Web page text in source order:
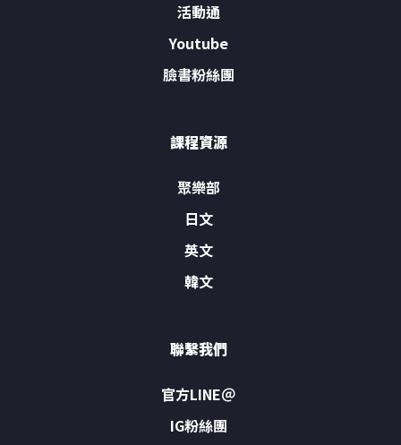
活動通
Youtube
臉書粉絲團
課程資源
聚樂部
日文
英文
韓文
聯繫我們
官方LINE＠
IG粉絲團